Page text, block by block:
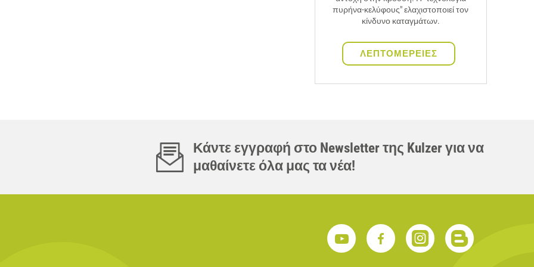
πυρήνα-κελύφους" ελαχιστοποιεί τον
κίνδυνο καταγμάτων.
ΛΕΠΤΟΜΕΡΕΙΕΣ
Κάντε εγγραφή στο Newsletter της Kulzer για να
μαθαίνετε όλα μας τα νέα!